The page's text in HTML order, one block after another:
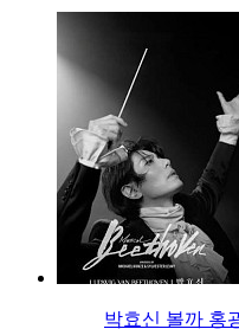
박효신 볼까 홍